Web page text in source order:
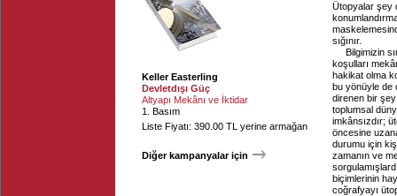
Keller Easterling
Devletdışı Güç
Altyapı Mekânı ve İktidar
1. Basım
Liste Fiyatı: 390.00 TL yerine armağan
Diğer kampanyalar için
Ütopyalar şey
sığınır.
Bilgimizin
koşulları
hakikat olma
bu yönüyle de
direnen bir
toplumsal
imkânsızdır;
öncesine
durumu için
zamanın ve
biçimlerinin
coğrafyayı